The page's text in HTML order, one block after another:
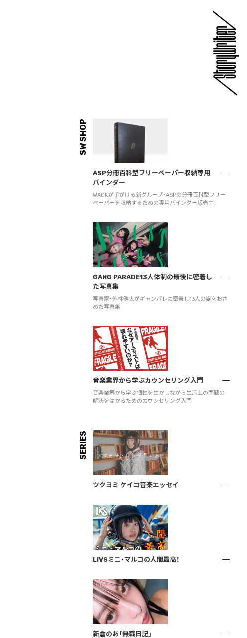
SW SHOP
ASP分冊百科型フリーペーパー収納専用
バインダー
WACKが手がける新グループ・ASPの分冊百科型フリー
ペーパーを収納するための専用バインダー販売中！
GANG PARADE13人体制の最後に密着し
た写真集
写真家・外林健太がギャンパレに密着し13人の姿をおさ
めた写真集
音楽業界から学ぶカウンセリング入門
音楽業界から学ぶ個性を生かしながら生活上の問題の
解決をはかるためのカウンセリング入門
SERIES
ツクヨミ ケイコ音楽エッセイ
LiVSミニ・マルコの人間最高！
新倉のあ「無職日記」